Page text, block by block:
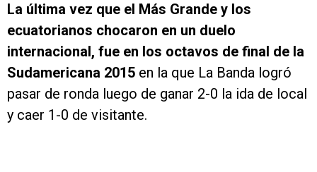
La última vez que el Más Grande y los
ecuatorianos chocaron en un duelo
internacional, fue en los octavos de final de la
Sudamericana 2015 en la que La Banda logró
pasar de ronda luego de ganar 2-0 la ida de local
y caer 1-0 de visitante.